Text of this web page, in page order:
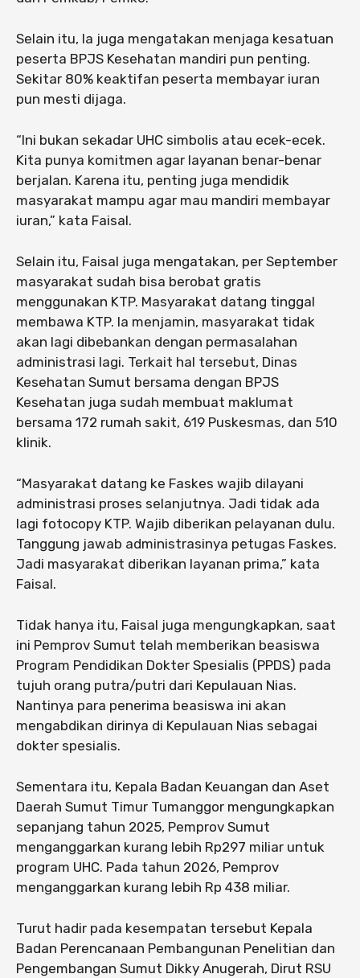
Selain itu, Ia juga mengatakan menjaga kesatuan
peserta BPJS Kesehatan mandiri pun penting.
Sekitar 80% keaktifan peserta membayar iuran
pun mesti dijaga.
“Ini bukan sekadar UHC simbolis atau ecek-ecek.
Kita punya komitmen agar layanan benar-benar
berjalan. Karena itu, penting juga mendidik
masyarakat mampu agar mau mandiri membayar
iuran,” kata Faisal.
Selain itu, Faisal juga mengatakan, per September
masyarakat sudah bisa berobat gratis
menggunakan KTP. Masyarakat datang tinggal
membawa KTP. Ia menjamin, masyarakat tidak
akan lagi dibebankan dengan permasalahan
administrasi lagi. Terkait hal tersebut, Dinas
Kesehatan Sumut bersama dengan BPJS
Kesehatan juga sudah membuat maklumat
bersama 172 rumah sakit, 619 Puskesmas, dan 510
klinik.
“Masyarakat datang ke Faskes wajib dilayani
administrasi proses selanjutnya. Jadi tidak ada
lagi fotocopy KTP. Wajib diberikan pelayanan dulu.
Tanggung jawab administrasinya petugas Faskes.
Jadi masyarakat diberikan layanan prima,” kata
Faisal.
Tidak hanya itu, Faisal juga mengungkapkan, saat
ini Pemprov Sumut telah memberikan beasiswa
Program Pendidikan Dokter Spesialis (PPDS) pada
tujuh orang putra/putri dari Kepulauan Nias.
Nantinya para penerima beasiswa ini akan
mengabdikan dirinya di Kepulauan Nias sebagai
dokter spesialis.
Sementara itu, Kepala Badan Keuangan dan Aset
Daerah Sumut Timur Tumanggor mengungkapkan
sepanjang tahun 2025, Pemprov Sumut
menganggarkan kurang lebih Rp297 miliar untuk
program UHC. Pada tahun 2026, Pemprov
menganggarkan kurang lebih Rp 438 miliar.
Turut hadir pada kesempatan tersebut Kepala
Badan Perencanaan Pembangunan Penelitian dan
Pengembangan Sumut Dikky Anugerah, Dirut RSU